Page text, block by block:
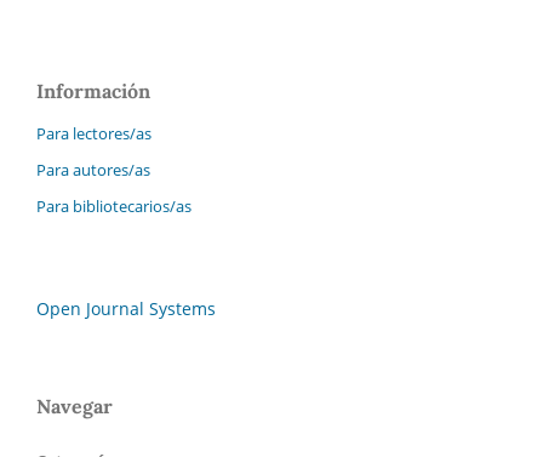
Información
Para lectores/as
Para autores/as
Para bibliotecarios/as
Open Journal Systems
Navegar